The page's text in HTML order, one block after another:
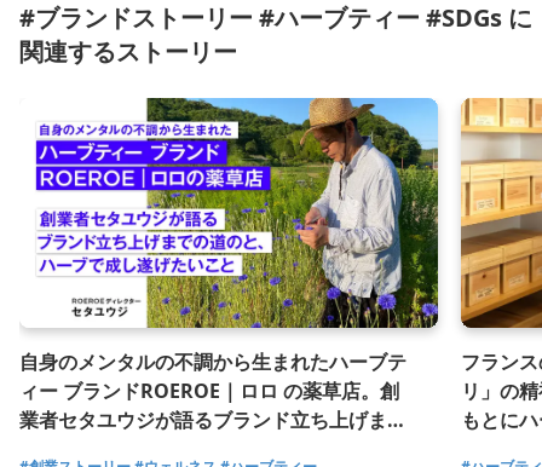
#ブランドストーリー #ハーブティー #SDGs に
関連するストーリー
自身のメンタルの不調から生まれたハーブテ
ィー ブランドROEROE｜ロロ の薬草店。創
業者セタユウジが語るブランド立ち上げまで
フラン
リ」の
もとに